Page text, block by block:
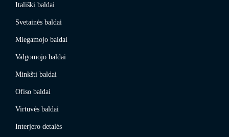
Itališki baldai
Svetainės baldai
Miegamojo baldai
Valgomojo baldai
Minkšti baldai
Ofiso baldai
Virtuvės baldai
Interjero detalės